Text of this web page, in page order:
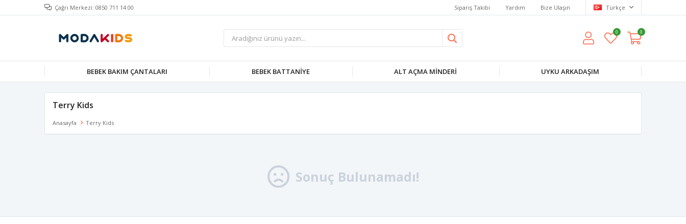
Çağrı Merkezi: 0850 711 14 00 Sipariş Takibi Yardım Bize Ulaşın Türkçe
0 0
BEBEK BAKIM ÇANTALARI BEBEK BATTANIYE ALT AÇMA MINDERI UYKU ARKADAŞIM
Terry Kids
Anasayfa Terry Kids
Sonuç Bulunamadı!